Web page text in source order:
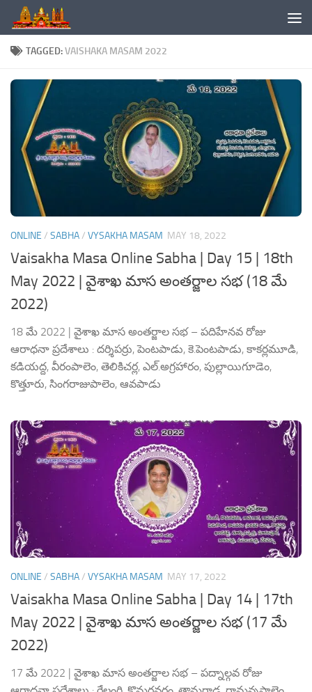
Skip to content
TAGGED:VAISHAKA MASAM 2022
ONLINE / SABHA/ VYSAKHA MASAM MAY 18, 2022
Vaisakha Masa Online Sabha | Day 15 | 18th
May 2022 | వైశాఖ మాస అంతర్జాల సభ (18 మే
2022)
18 మే 2022 | వైశాఖ మాస అంతర్జాల సభ – పదిహేనవ రోజు
ఆరాధనా ప్రదేశాలు : దర్శిపర్రు, పెంటపాడు, కె.పెంటపాడు, కాకర్లమూడి,
కడియద్ద, వీరంపాలెం, తెలికిచర్ల, ఎల్.అగ్రహారం, పుల్లాయిగూడెం,
కొత్తూరు, సింగరాజుపాలెం, ఆవపాడు
ONLINE / SABHA/ VYSAKHA MASAM MAY 17, 2022
Vaisakha Masa Online Sabha | Day 14 | 17th
May 2022 | వైశాఖ మాస అంతర్జాల సభ (17 మే
2022)
17 మే 2022 | వైశాఖ మాస అంతర్జాల సభ – పద్నాల్గవ రోజు